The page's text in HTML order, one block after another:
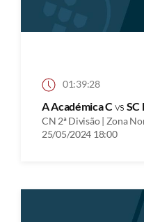
01:39:28
A Académica Cvs SC
CN 2ª Divisão | Zona
25/05/2024 18:00